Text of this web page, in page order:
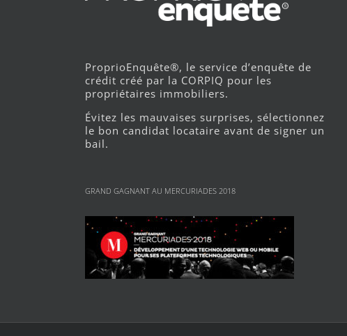
ProprioEnquête®, le service d’enquête de
crédit créé par la CORPIQ pour les
propriétaires immobiliers.
Évitez les mauvaises surprises, sélectionnez
le bon candidat locataire avant de signer un
bail.
GRAND GAGNANT AU MERCURIADES 2018